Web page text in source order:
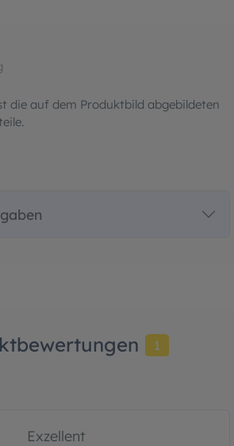
die auf dem Produktbild abgebildeten
1
Exzellent